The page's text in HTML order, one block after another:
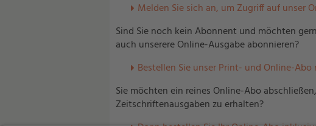
Melden Sie sich an, um Zugriff auf unser
Sind Sie noch kein Abonnent und möchten
auch unserere Online-Ausgabe abonnieren?
Bestellen Sie unser Print- und Online-
Sie möchten ein reines Online-Abo
Zeitschriftenausgaben zu erhalten?